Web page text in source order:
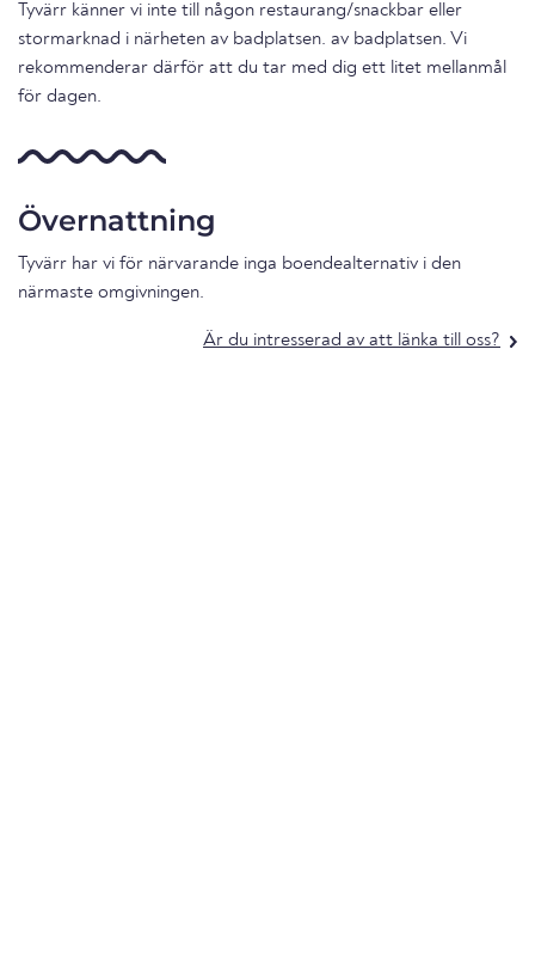
Tyvärr känner vi inte till någon restaurang/snackbar eller
stormarknad i närheten av badplatsen. av badplatsen. Vi
rekommenderar därför att du tar med dig ett litet mellanmål
för dagen.
Övernattning
Tyvärr har vi för närvarande inga boendealternativ i den
närmaste omgivningen.
Är du intresserad av att länka till oss?